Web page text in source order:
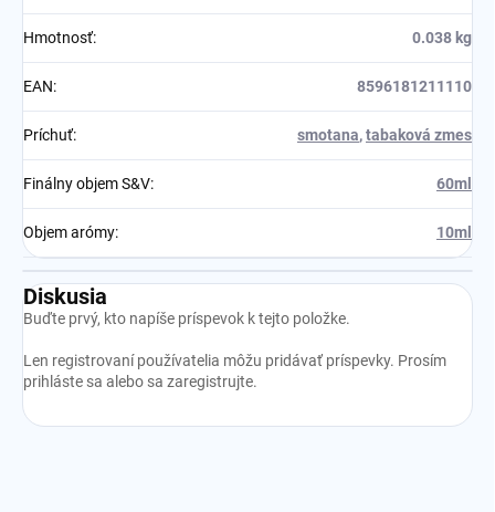
Hmotnosť: 0.038 kg
EAN: 8596181211110
Príchuť: smotana,tabaková zmes
Finálny objem S&V: 60ml
Objem arómy: 10ml
Diskusia
Buďte prvý, kto napíše príspevok k tejto položke.
Len registrovaní používatelia môžu pridávať príspevky. Prosím
prihláste sa alebo sa zaregistrujte.